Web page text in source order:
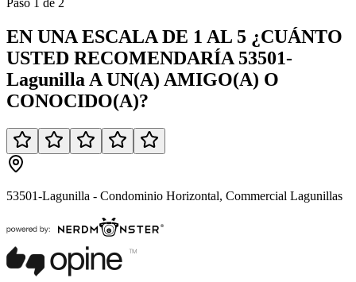
Paso 1 de 2
EN UNA ESCALA DE 1 AL 5 ¿CUÁNTO
USTED RECOMENDARÍA 53501-
Lagunilla A UN(A) AMIGO(A) O
CONOCIDO(A)?
53501-Lagunilla - Condominio Horizontal, Commercial Lagunillas